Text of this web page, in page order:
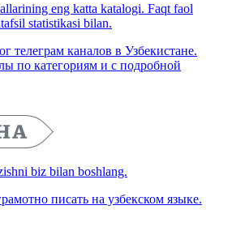
eng katta katalogi. Faqt faol
statistikasi bilan.
телеграм каналов в Узбекистане.
по категориям и с подробной
biz bilan boshlang.
писать на узбекском языке.